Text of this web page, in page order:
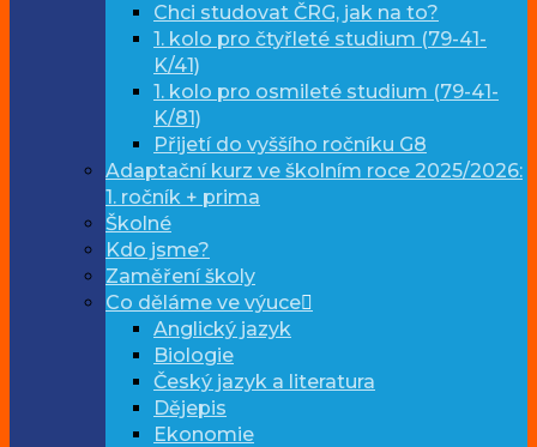
Chci studovat ČRG, jak na to?
1. kolo pro čtyřleté studium (79-41-
K/41)
1. kolo pro osmileté studium (79-41-
K/81)
Přijetí do vyššího ročníku G8
Adaptační kurz ve školním roce 2025/2026:
1. ročník + prima
Školné
Kdo jsme?
Zaměření školy
Co děláme ve výuce
Anglický jazyk
Biologie
Český jazyk a literatura
Dějepis
Ekonomie